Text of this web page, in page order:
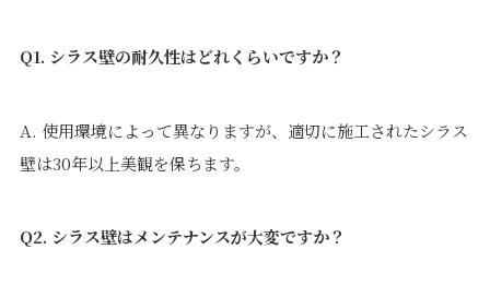
Q1. シラス壁の耐久性はどれくらいですか？
A. 使用環境によって異なりますが、適切に施工されたシラス
壁は30年以上美観を保ちます。
Q2. シラス壁はメンテナンスが大変ですか？